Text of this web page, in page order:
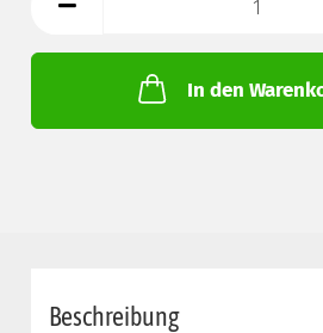
In den
Beschreibung